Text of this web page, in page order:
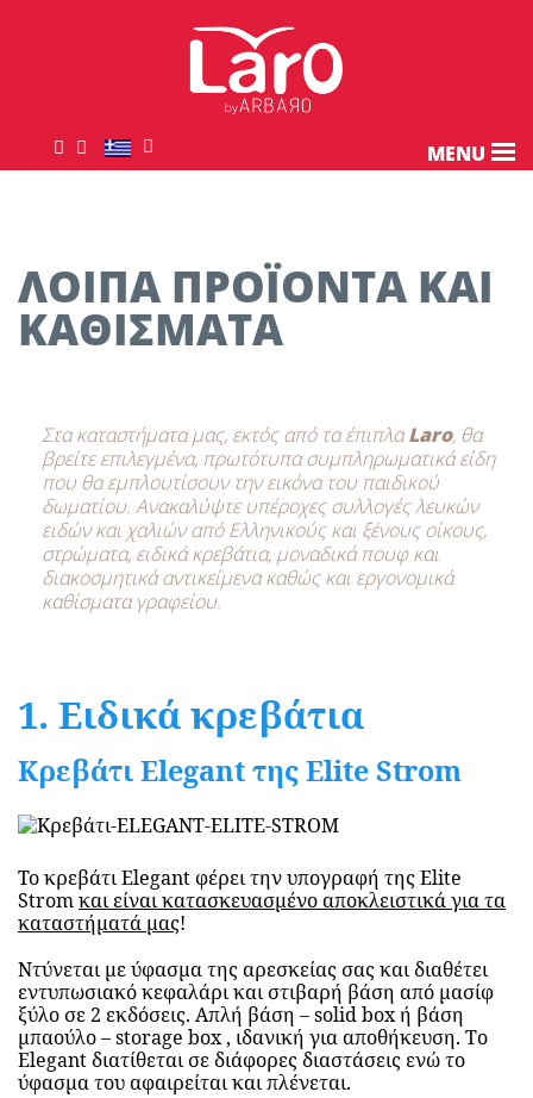
MENU
ΛΟΙΠΑ ΠΡΟΪΟΝΤΑ ΚΑΙ
ΚΑΘΙΣΜΑΤΑ
Στα καταστήματα μας, εκτός από τα έπιπλαLaro, θα
βρείτε επιλεγμένα, πρωτότυπα συμπληρωματικά είδη
που θα εμπλουτίσουν την εικόνα του παιδικού
δωματίου. Ανακαλύψτε υπέροχες συλλογές λευκών
ειδών και χαλιών από Ελληνικούς και ξένους οίκους,
στρώματα, ειδικά κρεβάτια, μοναδικά πουφ και
διακοσμητικά αντικείμενα καθώς και εργονομικά
καθίσματα γραφείου.
1. Ειδικά κρεβάτια
Κρεβάτι Elegant της Εlite Strom
To κρεβάτι Εlegant φέρει την υπογραφή της Εlite
Stromκαι είναι κατασκευασμένο αποκλειστικά για τα
καταστήματά μας!
Ντύνεται με ύφασμα της αρεσκείας σας και διαθέτει
εντυπωσιακό κεφαλάρι και στιβαρή βάση από μασίφ
ξύλο σε 2 εκδόσεις. Απλή βάση – solid box ή βάση
μπαούλο – storage box , ιδανική για αποθήκευση. Το
Elegant διατίθεται σε διάφορες διαστάσεις ενώ το
ύφασμα του αφαιρείται και πλένεται.